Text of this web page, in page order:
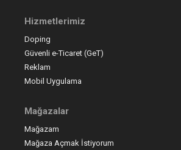
Hizmetlerimiz
Doping
Güvenli e-Ticaret (GeT)
Reklam
Mobil Uygulama
Mağazalar
Mağazam
Mağaza Açmak İstiyorum